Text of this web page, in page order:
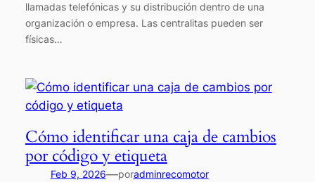
llamadas telefónicas y su distribución dentro de una
organización o empresa. Las centralitas pueden ser
físicas…
Cómo identificar una caja de cambios
por código y etiqueta
Feb 9, 2026—poradminrecomotor